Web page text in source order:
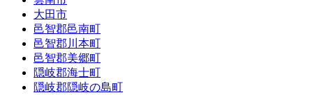
大田市
邑智郡邑南町
邑智郡川本町
邑智郡美郷町
隠岐郡海士町
隠岐郡隠岐の島町